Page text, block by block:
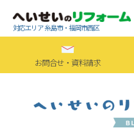
対応エリア 糸島市・福岡市西区
お問合せ・資料請求